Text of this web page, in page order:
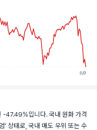
8/9
-47.49%입니다. 국내 원화 가격
상태로, 국내 매도 우위 또는 수